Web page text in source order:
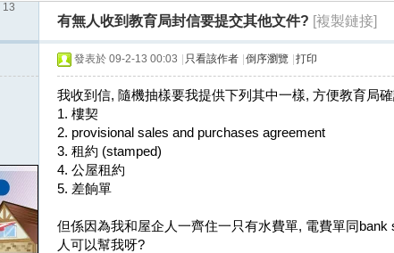
13
有無人收到教育局封信要提交其他文件? [複製鏈接]
發表於 09-2-13 00:03 只看該作者 倒序瀏覽 打印
我收到信, 隨機抽樣要我提供下列其中一樣, 方便教育局
1. 樓契
2. provisional sales and purchases agreement
3. 租約 (stamped)
4. 公屋租約
5. 差餉單
但係因為我和屋企人一齊住一只有水費單, 電費單同
人可以幫我呀?